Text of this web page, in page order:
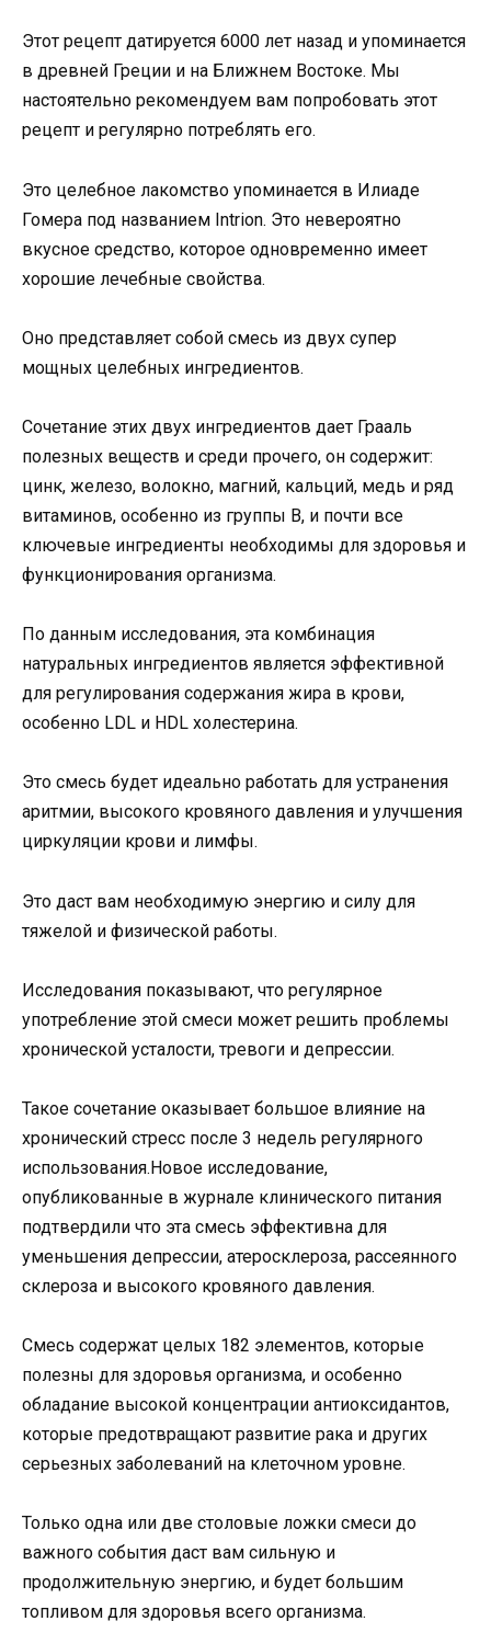
Этот рецепт датируется 6000 лет назад и упоминается
в древней Греции и на Ближнем Востоке. Мы
настоятельно рекомендуем вам попробовать этот
рецепт и регулярно потреблять его.
Это целебное лакомство упоминается в Илиаде
Гомера под названием Intrion. Это невероятно
вкусное средство, которое одновременно имеет
хорошие лечебные свойства.
Оно представляет собой смесь из двух супер
мощных целебных ингредиентов.
Сочетание этих двух ингредиентов дает Грааль
полезных веществ и среди прочего, он содержит:
цинк, железо, волокно, магний, кальций, медь и ряд
витаминов, особенно из группы B, и почти все
ключевые ингредиенты необходимы для здоровья и
функционирования организма.
По данным исследования, эта комбинация
натуральных ингредиентов является эффективной
для регулирования содержания жира в крови,
особенно LDL и HDL холестерина.
Это смесь будет идеально работать для устранения
аритмии, высокого кровяного давления и улучшения
циркуляции крови и лимфы.
Это даст вам необходимую энергию и силу для
тяжелой и физической работы.
Исследования показывают, что регулярное
употребление этой смеси может решить проблемы
хронической усталости, тревоги и депрессии.
Такое сочетание оказывает большое влияние на
хронический стресс после 3 недель регулярного
использования.Новое исследование,
опубликованные в журнале клинического питания
подтвердили что эта смесь эффективна для
уменьшения депрессии, атеросклероза, рассеянного
склероза и высокого кровяного давления.
Смесь содержат целых 182 элементов, которые
полезны для здоровья организма, и особенно
обладание высокой концентрации антиоксидантов,
которые предотвращают развитие рака и других
серьезных заболеваний на клеточном уровне.
Только одна или две столовые ложки смеси до
важного события даст вам сильную и
продолжительную энергию, и будет большим
топливом для здоровья всего организма.